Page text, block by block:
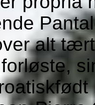
alt